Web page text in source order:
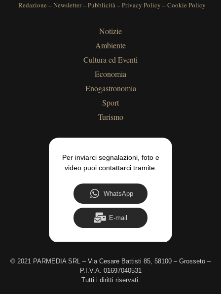
Redazione –Newsletter–Pubblicità–Privacy Policy –Cookie Policy
Notizie
Ambiente
Cultura ed Eventi
Economia
Enogastronomia
Sport
Turismo
Per inviarci segnalazioni, foto e
video puoi contattarci tramite:
WhatsApp
E-mail
© 2021 PARMEDIA SRL – Via Cesare Battisti 85, 58100 – Grosseto –
P.I.V.A. 01697040531
Tutti i diritti riservati.